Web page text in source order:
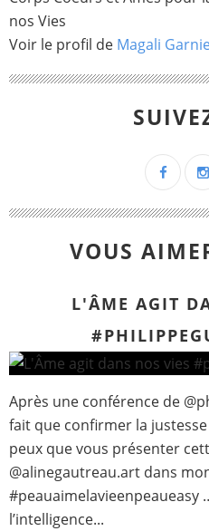
nos Vies
Voir le profil de Magali
VOUS
L'ÂME AGIT
Après une conférence de
fait que confirmer la
peux que vous présenter
@alinegautreau.art dans
#peauaimelavieenpeaueasy
l’intelligence...